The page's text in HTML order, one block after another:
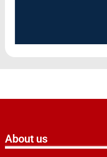
About us